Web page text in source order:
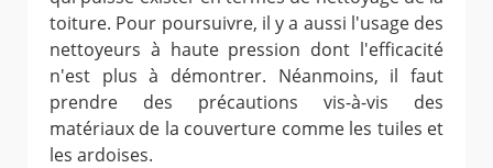
toiture. Pour poursuivre, il y a aussi l'usage des
nettoyeurs à haute pression dont l'efficacité
n'est plus à démontrer. Néanmoins, il faut
prendre des précautions vis-à-vis des
matériaux de la couverture comme les tuiles et
les ardoises.